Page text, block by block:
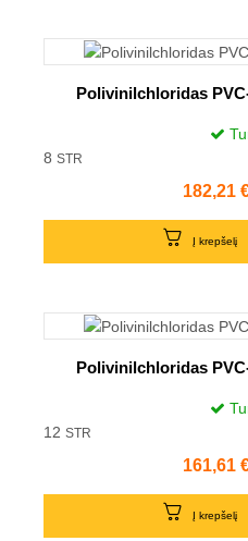
Polivinilchloridas
8 STR
Kaina
182,21
Į krepšelį
Polivinilchloridas
12 STR
Kaina
161,61
Į krepšelį